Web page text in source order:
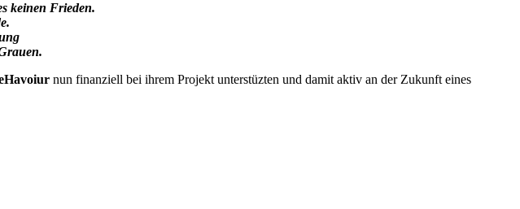
keinen Frieden.
nun finanziell bei ihrem Projekt unterstüzten und damit aktiv an der Zukunft eines